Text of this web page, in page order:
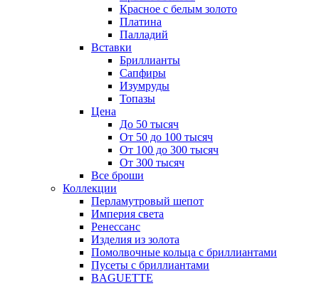
Красное с белым золото
Платина
Палладий
Вставки
Бриллианты
Сапфиры
Изумруды
Топазы
Цена
До 50 тысяч
От 50 до 100 тысяч
От 100 до 300 тысяч
От 300 тысяч
Все броши
Коллекции
Перламутровый шепот
Империя света
Ренессанс
Изделия из золота
Помолвочные кольца с бриллиантами
Пусеты с бриллиантами
BAGUETTE